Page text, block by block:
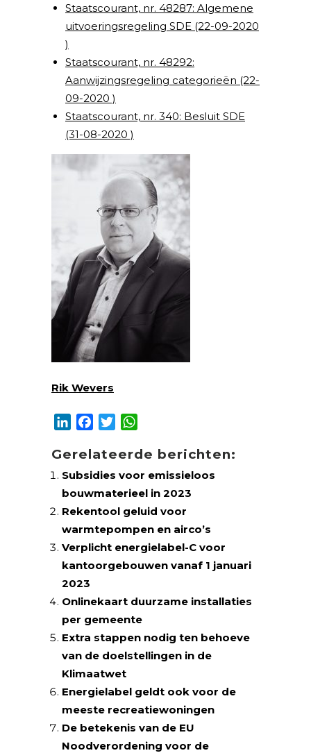
Staatscourant, nr. 48287: Algemene
uitvoeringsregeling SDE (22-09-2020
)
Staatscourant, nr. 48292:
Aanwijzingsregeling categorieën (22-
09-2020 )
Staatscourant, nr. 340: Besluit SDE
(31-08-2020 )
Rik Wevers
LinkedInFacebook
Twitter
Gerelateerde berichten:
Subsidies voor emissieloos
bouwmaterieel in 2023
Rekentool geluid voor
warmtepompen en airco’s
Verplicht energielabel-C voor
kantoorgebouwen vanaf 1 januari
2023
Onlinekaart duurzame installaties
per gemeente
Extra stappen nodig ten behoeve
van de doelstellingen in de
Klimaatwet
Energielabel geldt ook voor de
meeste recreatiewoningen
De betekenis van de EU
Noodverordening voor de